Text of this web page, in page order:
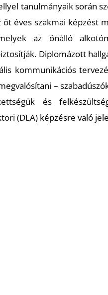
tanulmányaik során
öt éves szakmai képzést
az önálló
Diplomázott
kommunikációs
–
és
(DLA) képzésre való